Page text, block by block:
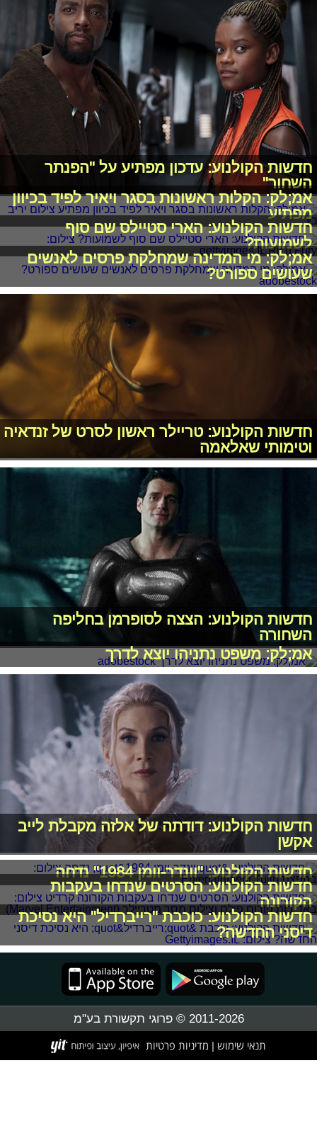
חדשות הקולנוע: עדכון מפתיע על "הפנתר
השחור"
אמ;לק: הקלות ראשונות בסגר ויאיר לפיד בכיוון
מפתיע
חדשות הקולנוע: הארי סטיילס שם סוף
לשמועות?
אמ;לק: מי המדינה שמחלקת פרסים לאנשים
שעושים ספורט?
חדשות הקולנוע: טריילר ראשון לסרט של זנדאיה
וטימותי שאלאמה
חדשות הקולנוע: הצצה לסופרמן בחליפה
השחורה
אמ;לק: משפט נתניהו יוצא לדרך
חדשות הקולנוע: דודתה של אלזה מקבלת לייב
אקשן
חדשות הקולנוע: "וונדר-וומן 1984" נדחה
חדשות הקולנוע: הסרטים שנדחו בעקבות
הקורונה
חדשות הקולנוע: כוכבת "רייברדיל" היא נסיכת
דיסני החדשה?
2011-2026 © פרוגי תקשורת בע"מ
תנאי שימוש מדיניות פרטיות